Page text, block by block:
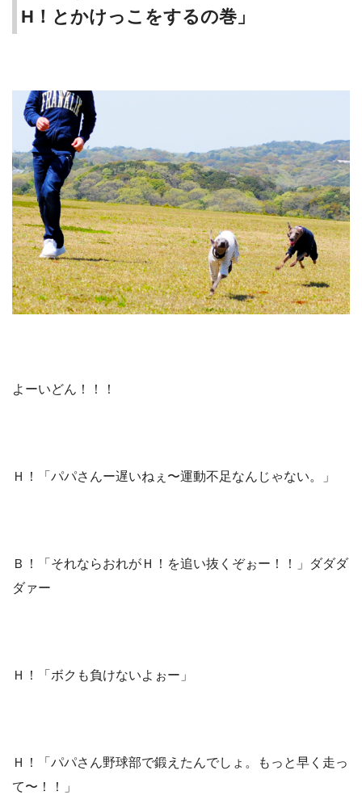
H！とかけっこをするの巻」
よーいどん！！！
Ｈ！「パパさんー遅いねぇ〜運動不足なんじゃない。」
Ｂ！「それならおれがＨ！を追い抜くぞぉー！！」ダダダ
ダァー
Ｈ！「ボクも負けないよぉー」
Ｈ！「パパさん野球部で鍛えたんでしょ。もっと早く走っ
て〜！！」